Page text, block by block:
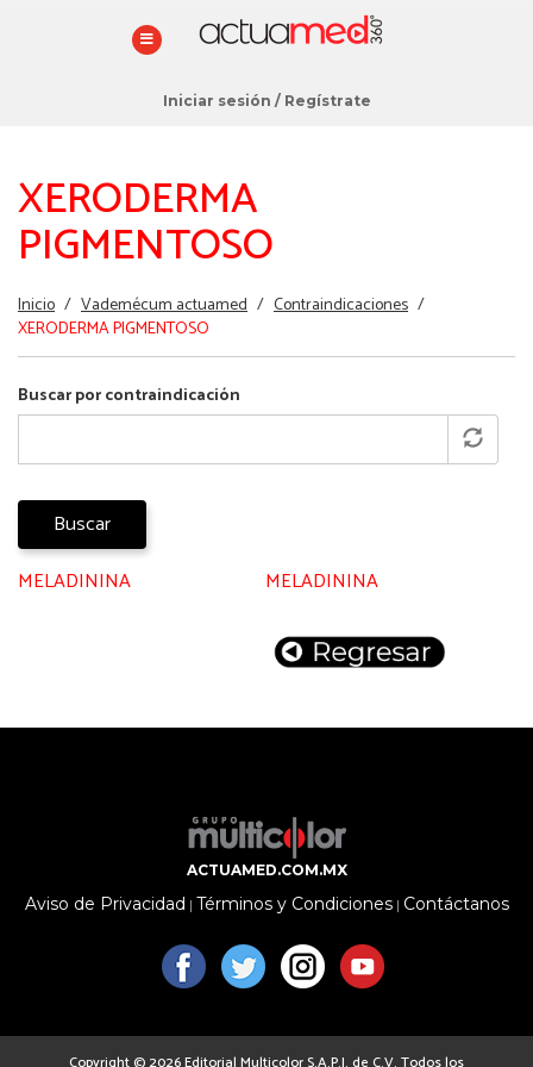
Iniciar sesión / Regístrate
XERODERMA
PIGMENTOSO
Estás
aquí
Inicio / Vademécum actuamed / Contraindicaciones /
XERODERMA PIGMENTOSO
Buscar por contraindicación
Buscar
MELADININA
MELADININA
ACTUAMED.COM.MX
Aviso de Privacidad | Términos y Condiciones | Contáctanos
Copyright © 2026 Editorial Multicolor S.A.P.I. de C.V. Todos los